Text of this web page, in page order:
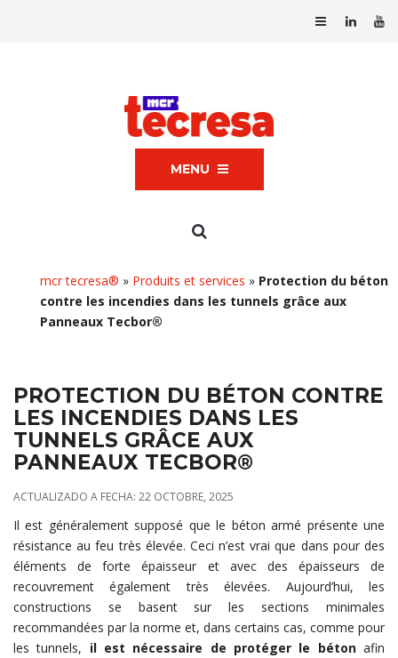
MENU
mcr tecresa® » Produits et services » Protection du béton
contre les incendies dans les tunnels grâce aux
Panneaux Tecbor®
PROTECTION DU BÉTON CONTRE
LES INCENDIES DANS LES
TUNNELS GRÂCE AUX
PANNEAUX TECBOR®
ACTUALIZADO A FECHA: 22 OCTOBRE, 2025
Il est généralement supposé que le béton armé présente une
résistance au feu très élevée. Ceci n’est vrai que dans pour des
éléments de forte épaisseur et avec des épaisseurs de
recouvrement également très élevées. Aujourd’hui, les
constructions se basent sur les sections minimales
recommandées par la norme et, dans certains cas, comme pour
les tunnels, il est nécessaire de protéger le bétonafin